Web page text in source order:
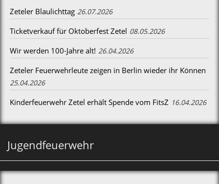
Zeteler Blaulichttag 26.07.2026
Ticketverkauf für Oktoberfest Zetel 08.05.2026
Wir werden 100-Jahre alt! 26.04.2026
Zeteler Feuerwehrleute zeigen in Berlin wieder ihr Können
25.04.2026
Kinderfeuerwehr Zetel erhält Spende vom FitsZ 16.04.2026
Jugendfeuerwehr